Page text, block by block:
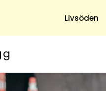
Livsöden
& Trädgård